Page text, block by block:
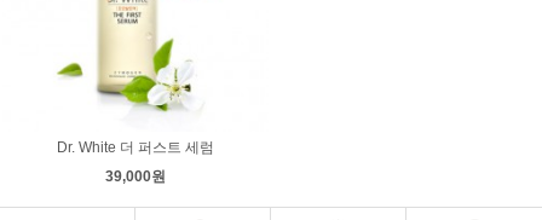
Dr. White 더 퍼스트 세럼
39,000원